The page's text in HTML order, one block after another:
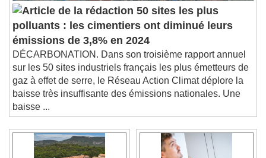
50 sites les plus
polluants : les cimentiers ont diminué leurs
émissions de 3,8% en 2024
DÉCARBONATION. Dans son troisième rapport annuel
sur les 50 sites industriels français les plus émetteurs de
gaz à effet de serre, le Réseau Action Climat déplore la
baisse très insuffisante des émissions nationales. Une
baisse ...